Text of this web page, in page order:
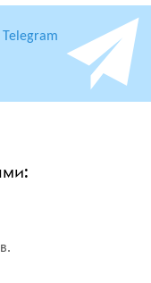
Telegram